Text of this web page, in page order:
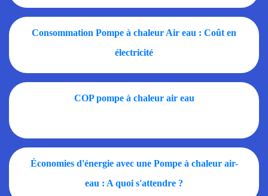
Consommation Pompe à chaleur Air eau : Coût en
électricité
COP pompe à chaleur air eau
Économies d'énergie avec une Pompe à chaleur air-
eau : A quoi s'attendre ?